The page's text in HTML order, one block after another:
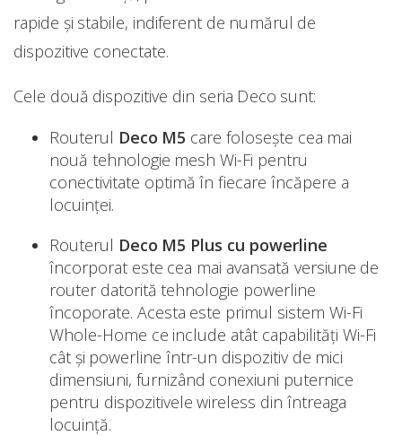
rapide și stabile, indiferent de numărul de
dispozitive conectate.
Cele două dispozitive din seria Deco sunt:
Routerul Deco M5 care folosește cea mai
nouă tehnologie mesh Wi-Fi pentru
conectivitate optimă în fiecare încăpere a
locuinței.
Routerul Deco M5 Plus cu powerline
încorporat este cea mai avansată versiune de
router datorită tehnologie powerline
încoporate. Acesta este primul sistem Wi-Fi
Whole-Home ce include atât capabilități Wi-Fi
cât și powerline într-un dispozitiv de mici
dimensiuni, furnizând conexiuni puternice
pentru dispozitivele wireless din întreaga
locuință.